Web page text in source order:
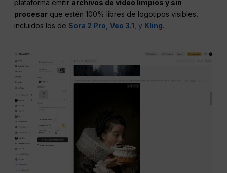
plataforma emitir archivos de vídeo limpios y sin
procesar que estén 100% libres de logotipos visibles,
incluidos los deSora 2 Pro Veo 3.1 ,y Kling.